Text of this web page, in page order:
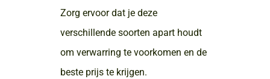
Zorg ervoor dat je deze
verschillende soorten apart houdt
om verwarring te voorkomen en de
beste prijs te krijgen.